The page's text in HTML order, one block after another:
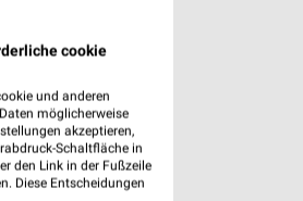
cookie
und anderen
möglicherweise
akzeptieren,
Schaltfläche in
den Link in der Fußzeile
Diese Entscheidungen